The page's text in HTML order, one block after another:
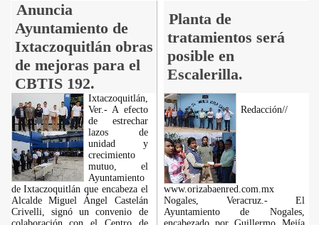
Anuncia
Ayuntamiento de
Ixtaczoquitlán obras
de mejoras para el
CBTIS 192.
Planta de
tratamientos será
posible en
Escalerilla.
Ixtaczoquitlán,
Ver.- A efecto
de estrechar
lazos de
unidad y
crecimiento
mutuo, el
Ayuntamiento
de Ixtaczoquitlán que encabeza el
Alcalde Miguel Ángel Castelán
Crivelli, signó un convenio de
Redacción//
www.orizabaenred.com.mx
Nogales, Veracruz.- El
Ayuntamiento de Nogales,